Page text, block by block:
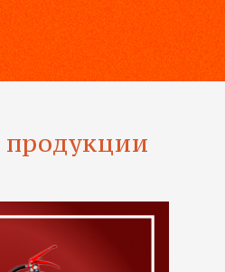
продукции